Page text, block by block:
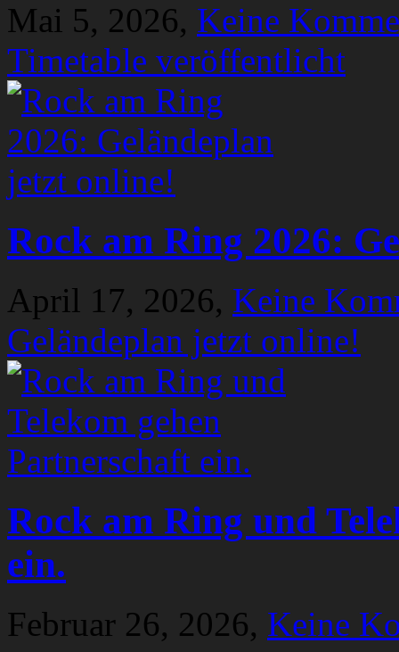
Mai 5, 2026, Keine
Timetable veröffentlicht
Rock am Ring 2026:
April 17, 2026, Keine
Geländeplan jetzt online!
Rock am Ring und
ein.
Februar 26, 2026, Keine